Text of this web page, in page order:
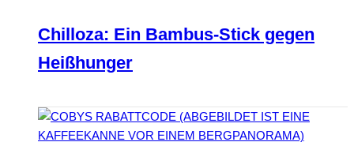
Chilloza: Ein Bambus-Stick gegen
Heißhunger